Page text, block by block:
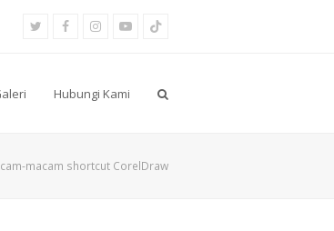
TwitterFacebookInstagram
YoutubeTiktok
Hubungi Kami
macam shortcut CorelDraw